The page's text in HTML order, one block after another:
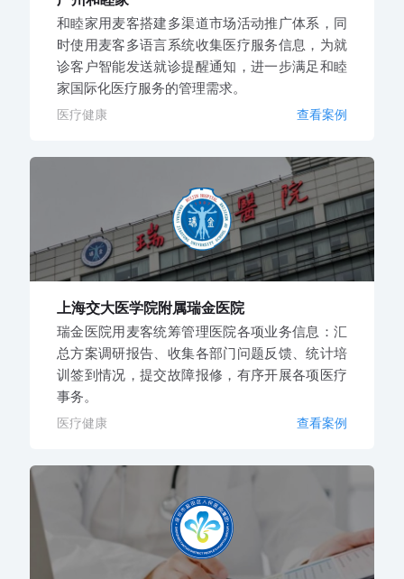
和睦家用麦客搭建多渠道市场活动推广体系，同
时使用麦客多语言系统收集医疗服务信息，为就
诊客户智能发送就诊提醒通知，进一步满足和睦
家国际化医疗服务的管理需求。
医疗健康 查看案例
上海交大医学院附属瑞金医院
瑞金医院用麦客统筹管理医院各项业务信息：汇
总方案调研报告、收集各部门问题反馈、统计培
训签到情况，提交故障报修，有序开展各项医疗
事务。
医疗健康 查看案例